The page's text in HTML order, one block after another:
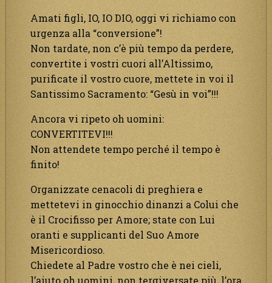
Amati figli, IO, IO DIO, oggi vi richiamo con
urgenza alla “conversione”!
Non tardate, non c’è più tempo da perdere,
convertite i vostri cuori all’Altissimo,
purificate il vostro cuore, mettete in voi il
Santissimo Sacramento: “Gesù in voi”!!!
Ancora vi ripeto oh uomini:
CONVERTITEVI!!!
Non attendete tempo perché il tempo è
finito!
Organizzate cenacoli di preghiera e
mettetevi in ginocchio dinanzi a Colui che
è il Crocifisso per Amore; state con Lui
oranti e supplicanti del Suo Amore
Misericordioso.
Chiedete al Padre vostro che è nei cieli,
l’aiuto oh uomini, non tergiversate più, l’ora